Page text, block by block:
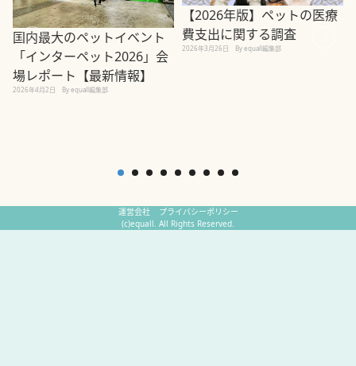
国内最大のペットイベント
「インターペット2026」会
場レポート【最新情報】
2026年4月2日 By equall編集部
【2026年版】ペットの医療
費支出に関する調査
2026年3月26日 By equall編集部
運営会社
プライバシーポリシー
(c)equall. All Rights Reserved.